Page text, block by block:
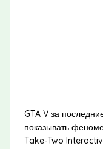
GTA V за
показывать
Take-Two